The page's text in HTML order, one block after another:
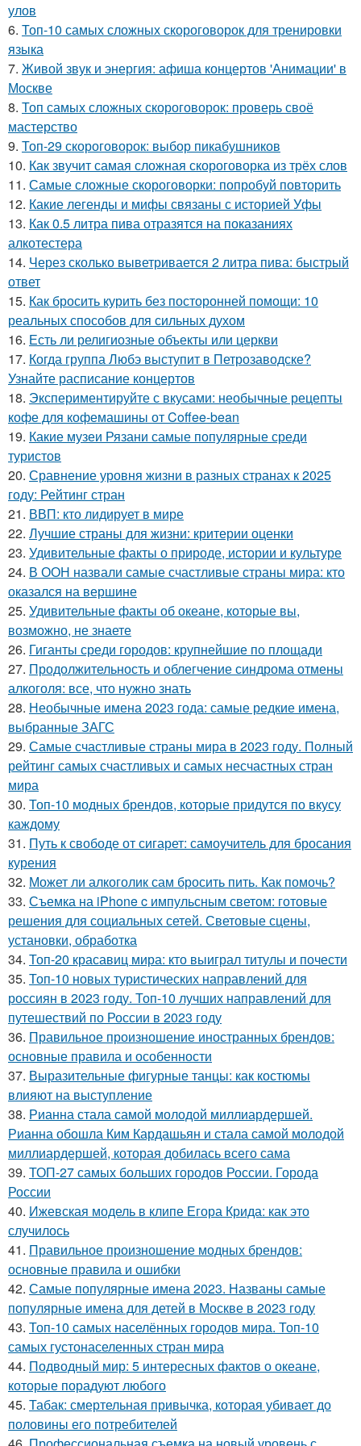
улов
6. Топ-10 самых сложных скороговорок для тренировки
языка
7. Живой звук и энергия: афиша концертов 'Анимации' в
Москве
8. Топ самых сложных скороговорок: проверь своё
мастерство
9. Топ-29 скороговорок: выбор пикабушников
10. Как звучит самая сложная скороговорка из трёх слов
11. Самые сложные скороговорки: попробуй повторить
12. Какие легенды и мифы связаны с историей Уфы
13. Как 0.5 литра пива отразятся на показаниях
алкотестера
14. Через сколько выветривается 2 литра пива: быстрый
ответ
15. Как бросить курить без посторонней помощи: 10
реальных способов для сильных духом
16. Есть ли религиозные объекты или церкви
17. Когда группа Любэ выступит в Петрозаводске?
Узнайте расписание концертов
18. Экспериментируйте с вкусами: необычные рецепты
кофе для кофемашины от Coffee-bean
19. Какие музеи Рязани самые популярные среди
туристов
20. Сравнение уровня жизни в разных странах к 2025
году: Рейтинг стран
21. ВВП: кто лидирует в мире
22. Лучшие страны для жизни: критерии оценки
23. Удивительные факты о природе, истории и культуре
24. В ООН назвали самые счастливые страны мира: кто
оказался на вершине
25. Удивительные факты об океане, которые вы,
возможно, не знаете
26. Гиганты среди городов: крупнейшие по площади
27. Продолжительность и облегчение синдрома отмены
алкоголя: все, что нужно знать
28. Необычные имена 2023 года: самые редкие имена,
выбранные ЗАГС
29. Самые счастливые страны мира в 2023 году. Полный
рейтинг самых счастливых и самых несчастных стран
мира
30. Топ-10 модных брендов, которые придутся по вкусу
каждому
31. Путь к свободе от сигарет: самоучитель для бросания
курения
32. Может ли алкоголик сам бросить пить. Как помочь?
33. Съемка на iPhone c импульсным светом: готовые
решения для социальных сетей. Световые сцены,
установки, обработка
34. Топ-20 красавиц мира: кто выиграл титулы и почести
35. Топ-10 новых туристических направлений для
россиян в 2023 году. Топ-10 лучших направлений для
путешествий по России в 2023 году
36. Правильное произношение иностранных брендов:
основные правила и особенности
37. Выразительные фигурные танцы: как костюмы
влияют на выступление
38. Рианна стала самой молодой миллиардершей.
Рианна обошла Ким Кардашьян и стала самой молодой
миллиардершей, которая добилась всего сама
39. ТОП-27 самых больших городов России. Города
России
40. Ижевская модель в клипе Егора Крида: как это
случилось
41. Правильное произношение модных брендов:
основные правила и ошибки
42. Самые популярные имена 2023. Названы самые
популярные имена для детей в Москве в 2023 году
43. Топ-10 самых населённых городов мира. Топ-10
самых густонаселенных стран мира
44. Подводный мир: 5 интересных фактов о океане,
которые порадуют любого
45. Табак: смертельная привычка, которая убивает до
половины его потребителей